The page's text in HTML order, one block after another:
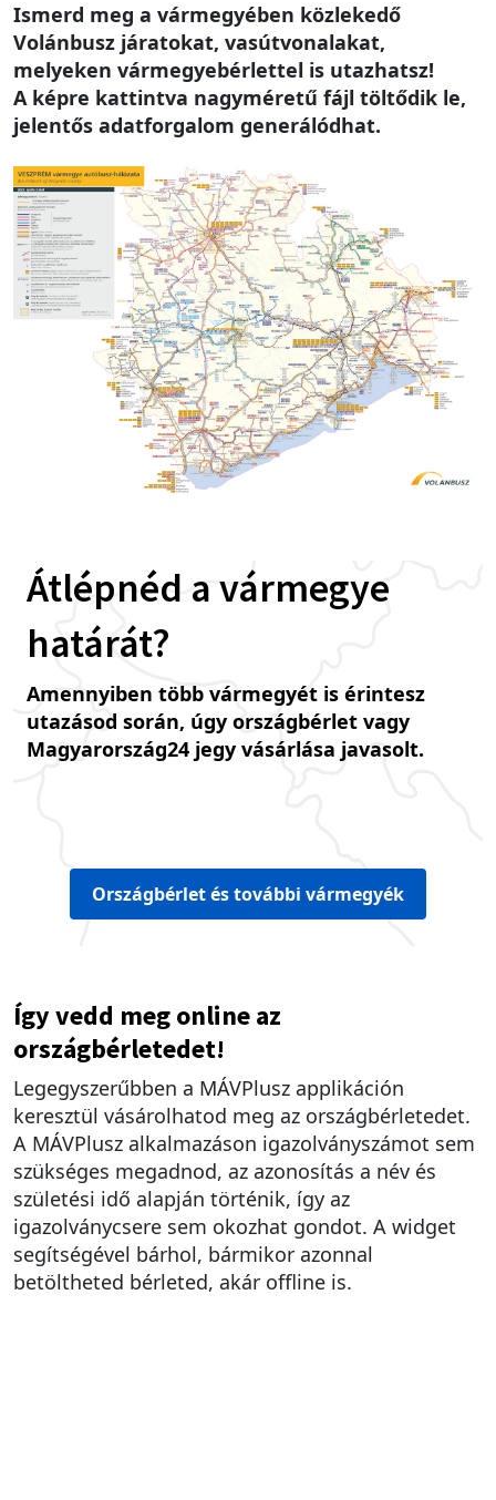
Ismerd meg a vármegyében közlekedő
Volánbusz járatokat, vasútvonalakat,
melyeken vármegyebérlettel is utazhatsz!
A képre kattintva nagyméretű fájl töltődik le,
jelentős adatforgalom generálódhat.
Image
Átlépnéd a vármegye
határát?
Amennyiben több vármegyét is érintesz
utazásod során, úgy országbérlet vagy
Magyarország24 jegy vásárlása javasolt.
Országbérlet és további vármegyék
Így vedd meg online az
országbérletedet!
Legegyszerűbben a MÁVPlusz applikáción
keresztül vásárolhatod meg az országbérletedet.
A MÁVPlusz alkalmazáson igazolványszámot sem
szükséges megadnod, az azonosítás a név és
születési idő alapján történik, így az
igazolványcsere sem okozhat gondot. A widget
segítségével bárhol, bármikor azonnal
betöltheted bérleted, akár offline is.